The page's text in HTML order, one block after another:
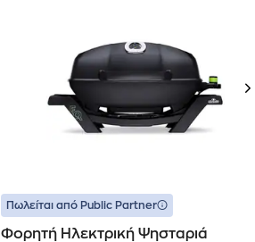
Πωλείται από Public Partner
Φορητή Ηλεκτρική Ψησταριά